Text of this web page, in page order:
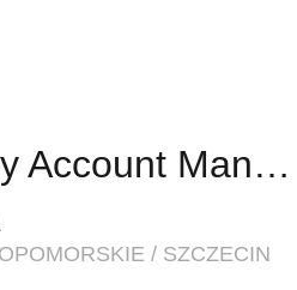
T Business - Key Account Manager - Large Account
/ SZCZECIN